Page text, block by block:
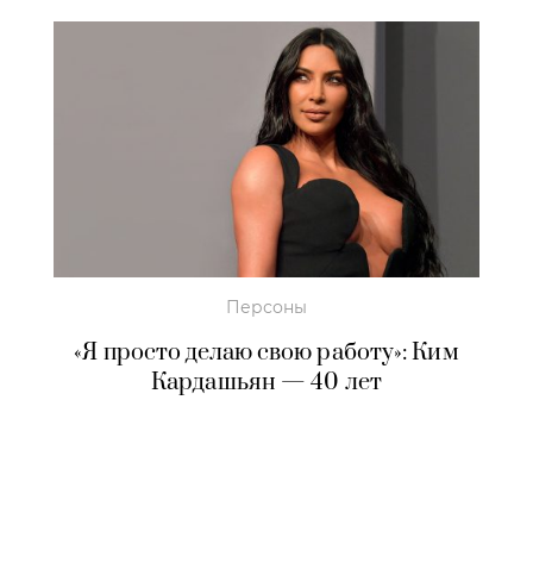
Персоны
«Я просто делаю свою работу»: Ким
Кардашьян — 40 лет